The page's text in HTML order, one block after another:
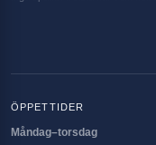
ÖPPETTIDER
Måndag–torsdag